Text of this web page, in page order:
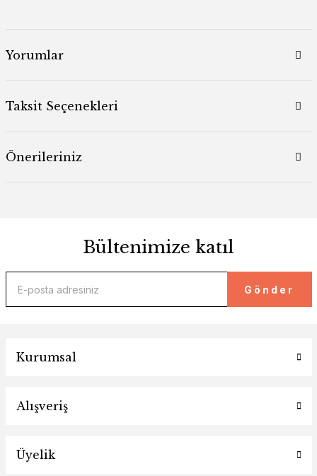
Yorumlar
Taksit Seçenekleri
Önerileriniz
Bültenimize katıl
Gönder
Kurumsal
Alışveriş
Üyelik